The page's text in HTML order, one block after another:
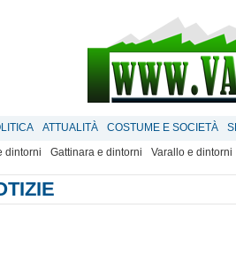
ATTUALITÀ COSTUME E SOCIETÀ
dintorni Gattinara e dintorni Varallo e dintorni